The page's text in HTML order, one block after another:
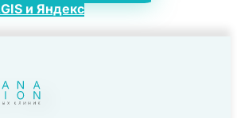
и Яндекс